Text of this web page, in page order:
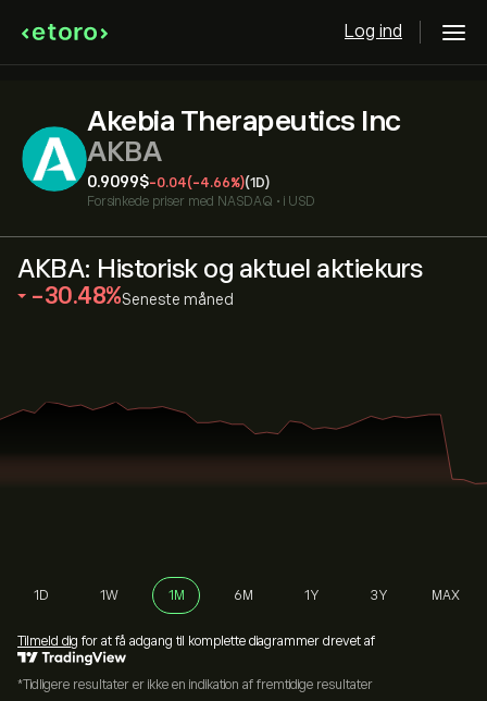
Log ind
Akebia Therapeutics Inc
AKBA
0.9099‎$‎-0.04(-4.66%)(1D)
Forsinkede priser med NASDAQ • i USD
AKBA: Historisk og aktuel aktiekurs
‎-30.48‎ Seneste måned
1D 1W 1M 6M 1Y 3Y MAX
Tilmeld dig for at få adgang til komplette diagrammer drevet af
*Tidligere resultater er ikke en indikation af fremtidige resultater